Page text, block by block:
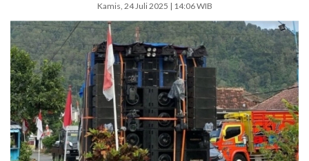
Kamis, 24 Juli 2025 | 14:06 WIB